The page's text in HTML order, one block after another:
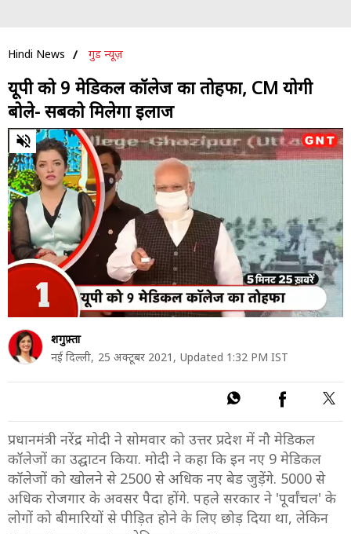
Hindi News गुड न्यूज़
यूपी को 9 मेडिकल कॉलेज का तोहफा, CM योगी
बोले- सबको मिलेगा इलाज
0
of
6
minutes,
8
seconds
शगुफ़्ता
नई दिल्ली, 25 अक्टूबर 2021, Updated 1:32 PM IST
प्रधानमंत्री नरेंद्र मोदी ने सोमवार को उत्तर प्रदेश में नौ मेडिकल
कॉलेजों का उद्घाटन किया. मोदी ने कहा कि इन नए 9 मेडिकल
कॉलेजों को खोलने से 2500 से अधिक नए बेड जुड़ेंगे. 5000 से
अधिक रोजगार के अवसर पैदा होंगे. पहले सरकार ने 'पूर्वांचल' के
लोगों को बीमारियों से पीड़ित होने के लिए छोड़ दिया था, लेकिन